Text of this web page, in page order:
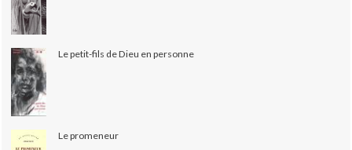
Le petit-fils de Dieu en personne
Le promeneur